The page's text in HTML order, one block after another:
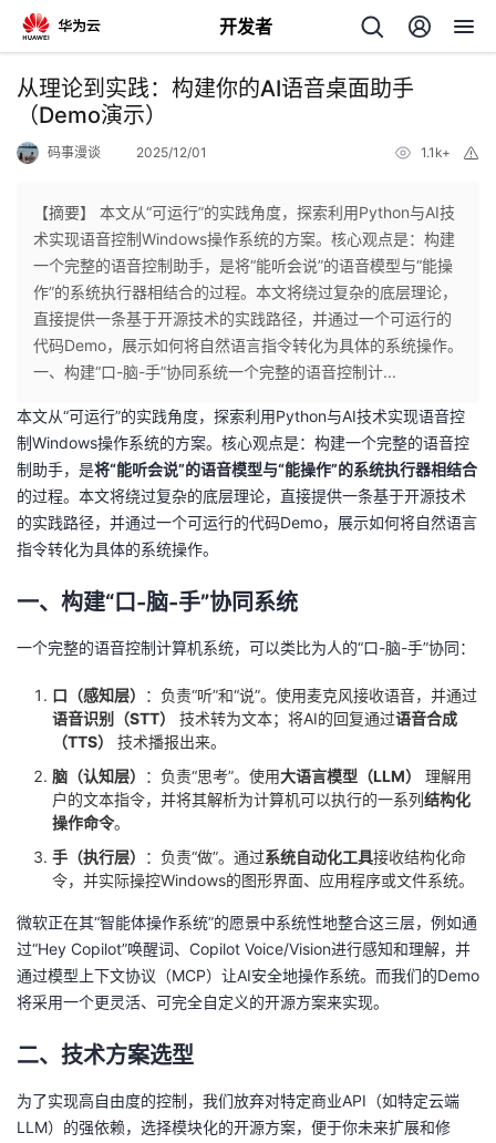
开发者
返
回
个
人
主
页
我
的
开
发
者
的
博
我
的
坛
我
圈
子
的
直
我
的
动
我
关
注
我
的
开
发
学
堂
的
课
我
的
证
我
实
验
的
收
藏
我
的
Programs
我
的
持
我
技
术
持
的
云
建
议
从理论到实践：构建你的AI语音桌面助手
（Demo演示）
码事漫谈 2025/12/01 1.1k+
【摘要】 本文从“可运行”的实践角度，探索利用Python与AI技
术实现语音控制Windows操作系统的方案。核心观点是：构建
一个完整的语音控制助手，是将“能听会说”的语音模型与“能操
作”的系统执行器相结合的过程。本文将绕过复杂的底层理论，
直接提供一条基于开源技术的实践路径，并通过一个可运行的
代码Demo，展示如何将自然语言指令转化为具体的系统操作。
一、构建“口-脑-手”协同系统一个完整的语音控制计...
本文从“可运行”的实践角度，探索利用Python与AI技术实现语音控
制Windows操作系统的方案。核心观点是：构建一个完整的语音控
制助手，是将“能听会说”的语音模型与“能操作”的系统执行器相结合
的过程。本文将绕过复杂的底层理论，直接提供一条基于开源技术
的实践路径，并通过一个可运行的代码Demo，展示如何将自然语言
指令转化为具体的系统操作。
一、构建“口-脑-手”协同系统
一个完整的语音控制计算机系统，可以类比为人的“口-脑-手”协同：
口（感知层）
：负责“听”和“说”。使用麦克风接收语音，并通过
语音识别（STT）
技术转为文本；将AI的回复通过语音合成
（TTS）
技术播报出来。
脑（认知层）
：负责“思考”。使用大语言模型（LLM）
理解用
户的文本指令，并将其解析为计算机可以执行的一系列结构化
操作命令。
手（执行层）
：负责“做”。通过系统自动化工具接收结构化命
令，并实际操控Windows的图形界面、应用程序或文件系统。
微软正在其“智能体操作系统”的愿景中系统性地整合这三层，例如通
过“Hey Copilot”唤醒词、Copilot Voice/Vision进行感知和理解，并
通过模型上下文协议（MCP）让AI安全地操作系统。而我们的Demo
将采用一个更灵活、可完全自定义的开源方案来实现。
二、技术方案选型
为了实现高自由度的控制，我们放弃对特定商业API（如特定云端
LLM）的强依赖，选择模块化的开源方案，便于你未来扩展和修